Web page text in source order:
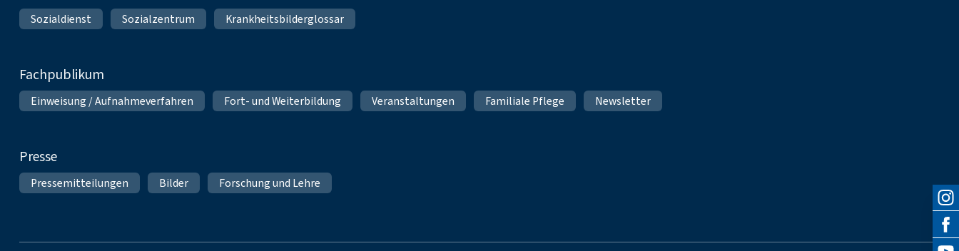
Sozialdienst
Sozialzentrum Krankheitsbilderglossar
Fachpublikum
Einweisung / Aufnahmeverfahren Fort- und Weiterbildung Veranstaltungen Familiale Pflege Newsletter
Presse
Pressemitteilungen Bilder Forschung und Lehre